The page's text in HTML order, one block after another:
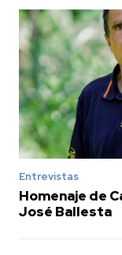
Entrevistas
Homenaje de
José Ballesta